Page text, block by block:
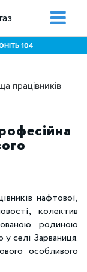
104
нафтової,
колектив
родиною
селі Зарваниця.
особливого